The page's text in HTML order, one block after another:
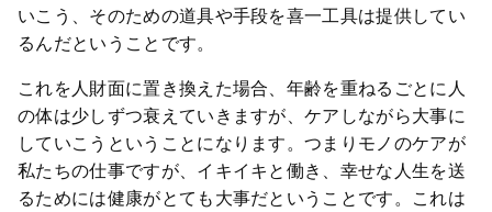
いこう、そのための道具や手段を喜一工具は提供してい
るんだということです。
これを人財面に置き換えた場合、年齢を重ねるごとに人
の体は少しずつ衰えていきますが、ケアしながら大事に
していこうということになります。つまりモノのケアが
私たちの仕事ですが、イキイキと働き、幸せな人生を送
るためには健康がとても大事だということです。これは